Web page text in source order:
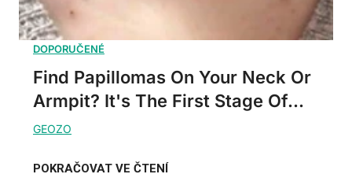
Find Papillomas On Your Neck Or
Armpit? It's The First Stage Of...